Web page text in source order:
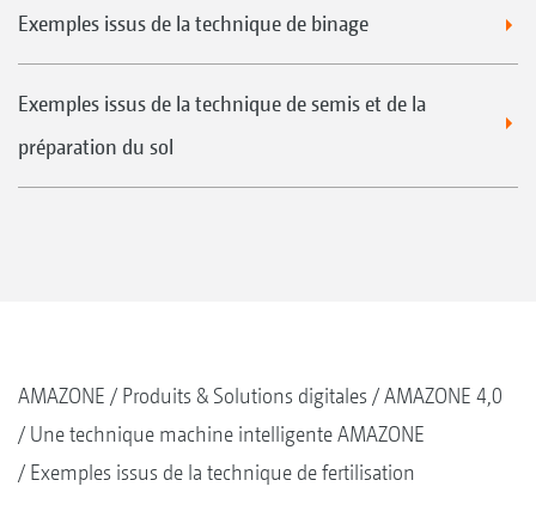
Exemples issus de la technique de binage
Exemples issus de la technique de semis et de la
préparation du sol
AMAZONE Produits & Solutions digitales
AMAZONE 4,0
Une technique machine intelligente AMAZONE
Exemples issus de la technique de fertilisation